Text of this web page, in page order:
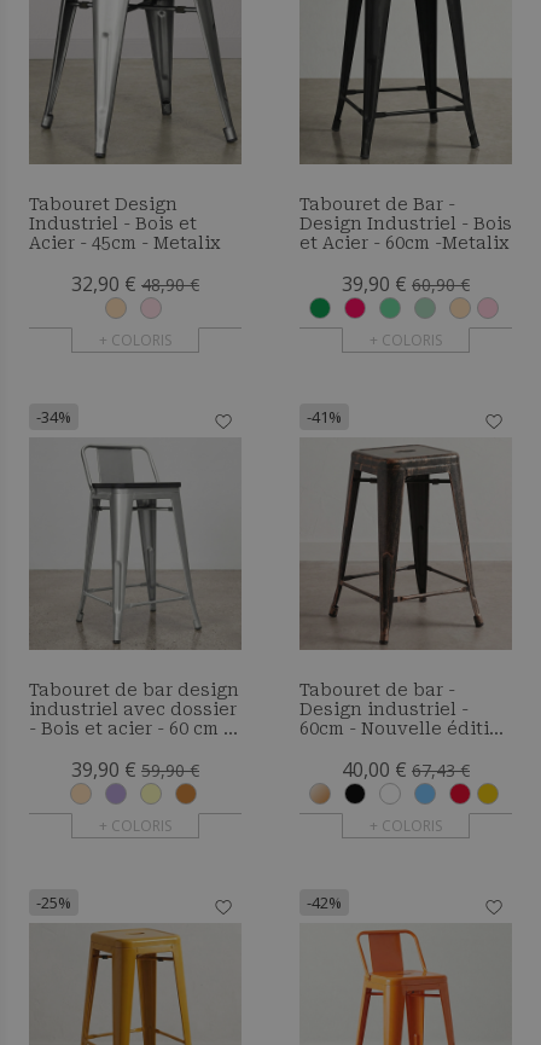
Tabouret Design
Industriel - Bois et
Acier - 45cm - Metalix
32,90 € 48,90 €
+ COLORIS
Tabouret de Bar -
Design Industriel - Bois
et Acier - 60cm -Metalix
39,90 € 60,90 €
+ COLORIS
-34%
Tabouret de bar design
industriel avec dossier
- Bois et acier - 60 cm -
39,90 € 59,90 €
+ COLORIS
-41%
Tabouret de bar -
Design industriel -
60cm - Nouvelle édition
40,00 € 67,43 €
+ COLORIS
-25% -42%